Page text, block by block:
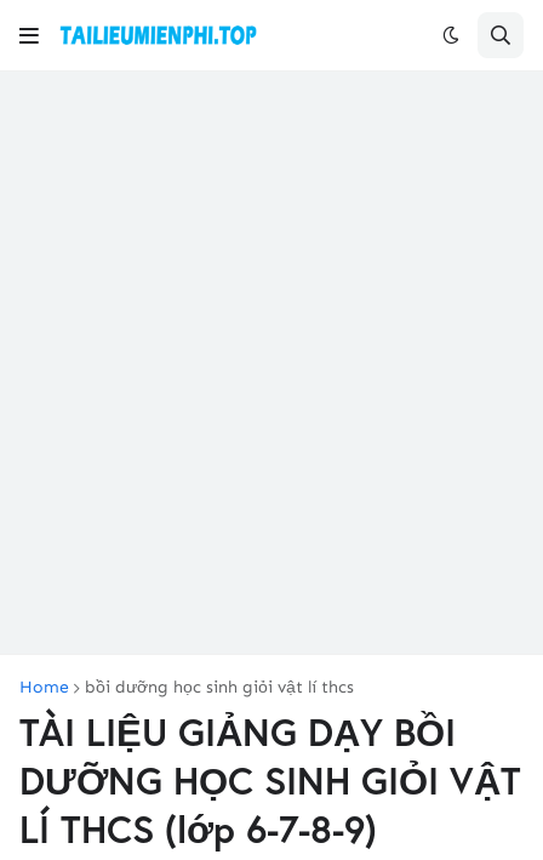
Home bồi dưỡng học sinh giỏi vật lí thcs
TÀI LIỆU GIẢNG DẠY BỒI
DƯỠNG HỌC SINH GIỎI VẬT
LÍ THCS (lớp 6-7-8-9)